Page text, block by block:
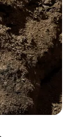
ล เพื่อให้คุณได้รับ
ว็บไซต์นี้ต่อไปโดย
นโยบายส่วน